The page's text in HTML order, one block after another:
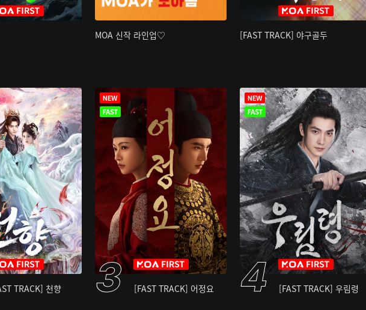
MOA 신작 라인업♡ [FAST TRACK] 야구골두
TRACK] 천향 [FAST TRACK] 어정요 [FAST TRACK] 우림령